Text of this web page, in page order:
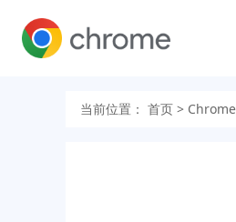
当前位置： 首页 >